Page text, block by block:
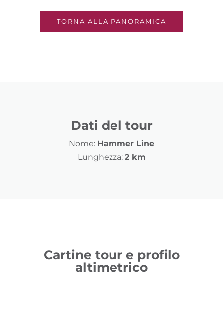
TORNA ALLA PANORAMICA
Dati del tour
Nome: Hammer Line
Lunghezza: 2 km
Cartine tour e profilo
altimetrico